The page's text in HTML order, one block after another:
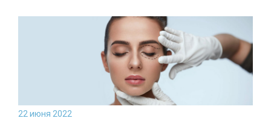
22 июня 2022